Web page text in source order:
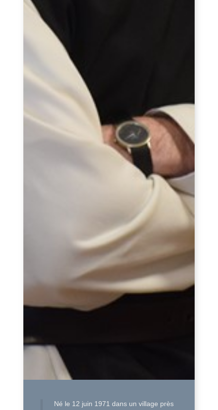
Né le 12 juin 1971 dans un village près